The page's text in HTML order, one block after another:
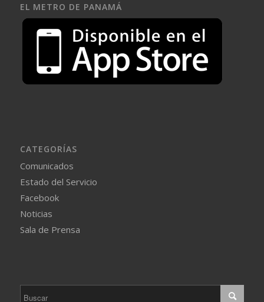
EL METRO DE PANAMÁ
CATEGORÍAS
Comunicados
Estado del Servicio
Facebook
Noticias
Sala de Prensa